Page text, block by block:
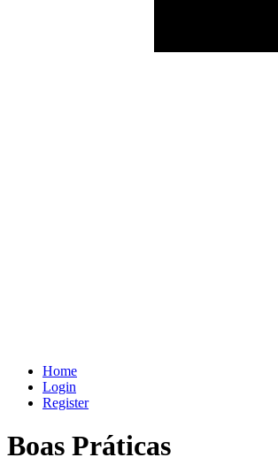
Home
Login
Register
Boas Práticas